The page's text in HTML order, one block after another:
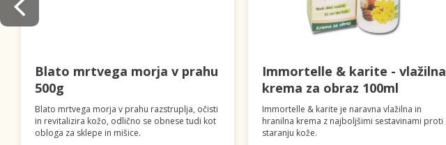
Blato mrtvega morja v prahu
500g
Blato mrtvega morja v prahu razstruplja, očisti
in revitalizira kožo, odlično se obnese tudi kot
obloga za sklepe in mišice.
Immortelle & karite - vlažilna
krema za obraz 100ml
Immortelle & karite je naravna vlažilna in
hranilna krema z najboljšimi sestavinami proti
staranju kože.